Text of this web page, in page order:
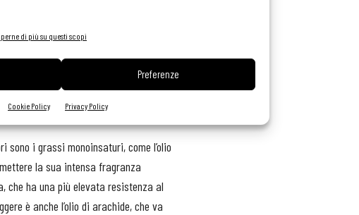
di più su questi scopi
Preferenze
Cookie Policy Privacy Policy
originale del fornitore (solo se
(per evitare la germinazione),
di zuccheri liberi e la possibilità
tenute in acqua (meglio calda) e
l’acqua perde anche gli zuccheri
i grassi monoinsaturi, come l’olio
la sua intensa fragranza
che ha una più elevata resistenza al
è anche l’olio di arachide, che va